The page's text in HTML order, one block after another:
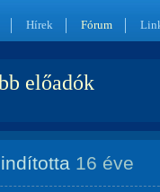
Hírek Fórum
előadók
indította 16 éve